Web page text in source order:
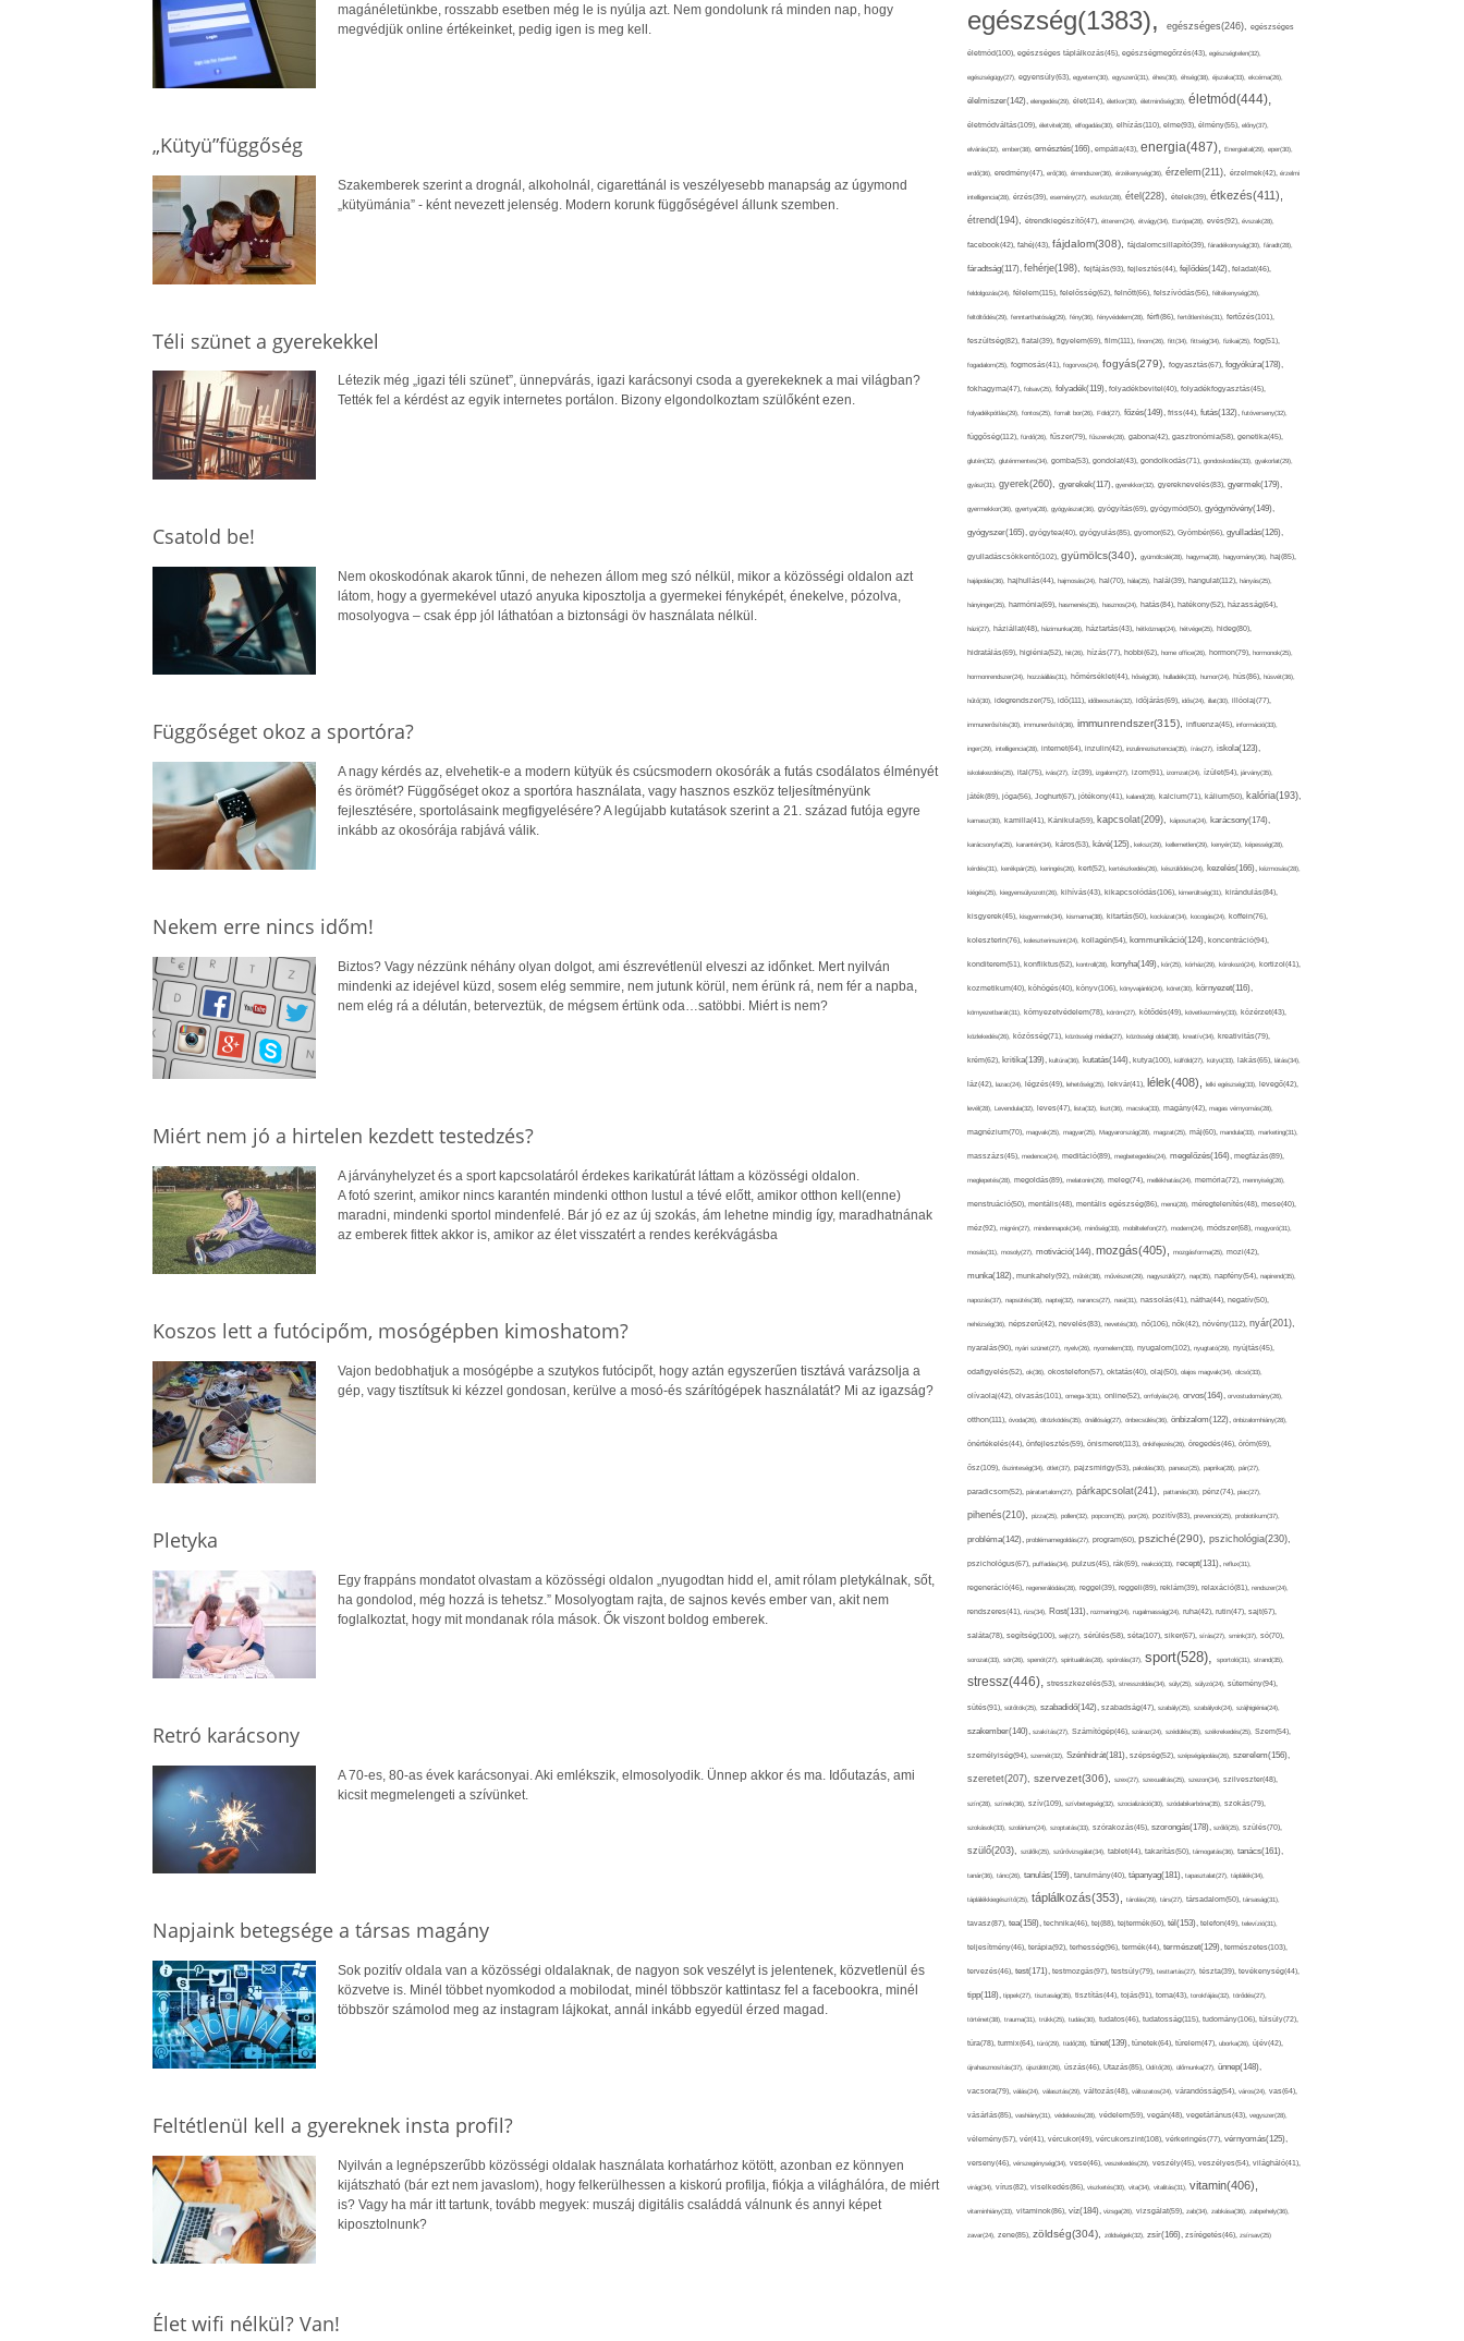
magánéletünkbe, rosszabb esetben még le is nyúlja azt. Nem gondolunk rá minden nap, hogy
megvédjük online értékeinket, pedig igen is meg kell.
„Kütyü”függőség
Szakemberek szerint a drognál, alkoholnál, cigarettánál is veszélyesebb manapság az úgymond
„kütyümánia” - ként nevezett jelenség. Modern korunk függőségével állunk szemben.
Téli szünet a gyerekekkel
Létezik még „igazi téli szünet”, ünnepvárás, igazi karácsonyi csoda a gyerekeknek a mai világban?
Tették fel a kérdést az egyik internetes portálon. Bizony elgondolkoztam szülőként ezen.
Csatold be!
Nem okoskodónak akarok tűnni, de nehezen állom meg szó nélkül, mikor a közösségi oldalon azt
látom, hogy a gyermekével utazó anyuka kiposztolja a gyermekei fényképét, énekelve, pózolva,
mosolyogva – csak épp jól láthatóan a biztonsági öv használata nélkül.
Függőséget okoz a sportóra?
A nagy kérdés az, elvehetik-e a modern kütyük és csúcsmodern okosórák a futás csodálatos élményét
és örömét? Függőséget okoz a sportóra használata, vagy hasznos eszköz teljesítményünk
fejlesztésére, sportolásaink megfigyelésére? A legújabb kutatások szerint a 21. század futója egyre
inkább az okosórája rabjává válik.
Nekem erre nincs időm!
Biztos? Vagy nézzünk néhány olyan dolgot, ami észrevétlenül elveszi az időnket. Mert nyilván
mindenki az idejével küzd, sosem elég semmire, nem jutunk körül, nem érünk rá, nem fér a napba,
nem elég rá a délután, beterveztük, de mégsem értünk oda…satöbbi. Miért is nem?
Miért nem jó a hirtelen kezdett testedzés?
A járványhelyzet és a sport kapcsolatáról érdekes karikatúrát láttam a közösségi oldalon.
A fotó szerint, amikor nincs karantén mindenki otthon lustul a tévé előtt, amikor otthon kell(enne)
maradni, mindenki sportol mindenfelé. Bár jó ez az új szokás, ám lehetne mindig így, maradhatnának
az emberek fittek akkor is, amikor az élet visszatért a rendes kerékvágásba
Koszos lett a futócipőm, mosógépben kimoshatom?
Vajon bedobhatjuk a mosógépbe a szutykos futócipőt, hogy aztán egyszerűen tisztává varázsolja a
gép, vagy tisztítsuk ki kézzel gondosan, kerülve a mosó-és szárítógépek használatát? Mi az igazság?
Pletyka
Egy frappáns mondatot olvastam a közösségi oldalon „nyugodtan hidd el, amit rólam pletykálnak, sőt,
ha gondolod, még hozzá is tehetsz.” Mosolyogtam rajta, de sajnos kevés ember van, akit nem
foglalkoztat, hogy mit mondanak róla mások. Ők viszont boldog emberek.
Retró karácsony
A 70-es, 80-as évek karácsonyai. Aki emlékszik, elmosolyodik. Ünnep akkor és ma. Időutazás, ami
kicsit megmelengeti a szívünket.
Napjaink betegsége a társas magány
Sok pozitív oldala van a közösségi oldalaknak, de nagyon sok veszélyt is jelentenek, közvetlenül és
közvetve is. Minél többet nyomkodod a mobilodat, minél többször kattintasz fel a facebookra, minél
többször számolod meg az instagram lájkokat, annál inkább egyedül érzed magad.
Feltétlenül kell a gyereknek insta profil?
Nyilván a legnépszerűbb közösségi oldalak használata korhatárhoz kötött, azonban ez könnyen
kijátszható (bár ezt nem javaslom), hogy felkerülhessen a kiskorú profilja, fiókja a világhálóra, de miért
is? Vagy ha már itt tartunk, tovább megyek: muszáj digitális családdá válnunk és annyi képet
kiposztolnunk?
Élet wifi nélkül? Van!
egészség(1383), egészséges(246), egészséges
életmód(100), egészséges táplálkozás(45), egészségmegőrzés(43), egészségtelen(32),
egészségügy(27), egyensúly(63), egyetem(30), egyszerű(31), éhes(30), éhség(38), éjszaka(33), ekcéma(26),
élelmiszer(142), elengedés(29), élet(114), életkor(30), életminőség(30), életmód(444),
életmódváltás(109), életvitel(28), elfogadás(30), elhízás(110), elme(93), élmény(55), előny(37),
elvárás(32), ember(38), emésztés(166), empátia(43), energia(487), Energiaital(29), eper(30),
erdő(36), eredmény(47), erő(36), érrendszer(36), érzékenység(36), érzelem(211), érzelmek(42), érzelmi
intelligencia(28), érzés(39), esemény(27), eszköz(28), étel(228), ételek(39), étkezés(411),
étrend(194), étrendkiegészítő(47), étterem(24), étvágy(34), Európa(28), evés(92), évszak(28),
facebook(42), fahéj(43), fájdalom(308), fájdalomcsillapító(39), fáradékonyság(30), fáradt(28),
fáradtság(117), fehérje(198), fejfájás(93), fejlesztés(44), fejlődés(142), feladat(46),
feldolgozás(24), félelem(115), felelősség(62), felnőtt(66), felszívódás(56), féltékenység(26),
feltöltődés(29), fenntarthatóság(29), fény(36), fényvédelem(28), férfi(86), fertőtlenítés(31), fertőzés(101),
feszültség(82), fiatal(39), figyelem(69), film(111), finom(26), fitt(34), fittség(34), fizikai(25), fog(51),
fogadalom(25), fogmosás(41), fogorvos(24), fogyás(279), fogyasztás(67), fogyókúra(178),
fokhagyma(47), folsav(25), folyadék(119), folyadékbevitel(40), folyadékfogyasztás(45),
folyadékpótlás(29), fontos(25), forralt bor(26), Föld(27), főzés(149), friss(44), futás(132), futóverseny(32),
függőség(112), fürdő(26), fűszer(79), fűszerek(28), gabona(42), gasztronómia(58), genetika(45),
glutén(32), gluténmentes(34), gomba(53), gondolat(43), gondolkodás(71), gondoskodás(33), gyakorlat(29),
gyász(31), gyerek(260), gyerekek(117), gyerekkor(32), gyereknevelés(83), gyermek(179),
gyermekkor(36), gyertya(28), gyógyászat(36), gyógyítás(69), gyógymód(50), gyógynövény(149),
gyógyszer(165), gyógytea(40), gyógyulás(85), gyomor(62), Gyömbér(66), gyulladás(126),
gyulladáscsökkentő(102), gyümölcs(340), gyümölcslé(28), hagyma(28), hagyomány(36), haj(85),
hajápolás(36), hajhullás(44), hajmosás(24), hal(70), hála(25), halál(39), hangulat(112), hányás(25),
hányinger(25), harmónia(69), hasmenés(35), hasznos(24), hatás(84), hatékony(52), házasság(64),
házi(27), háziállat(48), házimunka(28), háztartás(43), hétköznap(24), hétvége(25), hideg(80),
hidratálás(69), higiénia(52), hit(26), hízás(77), hobbi(62), home office(26), hormon(79), hormonok(25),
hormonrendszer(24), hozzáállás(31), hőmérséklet(44), hőség(36), hulladék(33), humor(24), hús(86), húsvét(36),
hűtő(30), idegrendszer(75), idő(111), időbeosztás(32), időjárás(69), idős(24), illat(30), illóolaj(77),
immunerősítés(30), immunerősítő(36), immunrendszer(315), influenza(45), információ(33),
inger(29), intelligencia(28), internet(64), inzulin(42), inzulinrezisztencia(35), írás(27), iskola(123),
iskolakezdés(25), ital(75), ivás(27), íz(39), izgalom(27), izom(91), izomzat(24), ízület(54), járvány(35),
játék(89), jóga(56), Joghurt(67), jótékony(41), kaland(28), kalcium(71), kálium(50), kalória(193),
kamasz(30), kamilla(41), Kánikula(59), kapcsolat(209), káposzta(24), karácsony(174),
karácsonyfa(25), karantén(34), káros(53), kávé(125), keksz(29), kellemetlen(29), kenyér(32), képesség(28),
kérdés(31), kerékpár(25), keringés(26), kert(52), kertészkedés(26), készülődés(24), kezelés(166), kézmosás(28),
kiégés(25), kiegyensúlyozott(26), kihívás(43), kikapcsolódás(106), kimerültség(31), kirándulás(84),
kisgyerek(45), kisgyermek(34), kismama(38), kitartás(50), kockázat(34), kocogás(24), koffein(76),
koleszterin(76), koleszterinszint(24), kollagén(54), kommunikáció(124), koncentráció(94),
konditerem(51), konfliktus(52), kontroll(28), konyha(149), kór(25), kórház(29), kórokozó(24), kortizol(41),
kozmetikum(40), köhögés(40), könyv(106), könyvajánló(24), köret(30), környezet(116),
környezetbarát(31), környezetvédelem(78), köröm(27), kötődés(49), következmény(33), közérzet(43),
közlekedés(26), közösség(71), közösségi média(27), közösségi oldal(38), kreatív(34), kreativitás(79),
krém(62), kritika(139), kultúra(36), kutatás(144), kutya(100), külföld(27), kütyü(33), lakás(65), látás(34),
láz(42), lazac(24), légzés(49), lehetőség(25), lekvár(41), lélek(408), lelki egészség(33), levegő(42),
levél(28), Levendula(32), leves(47), lista(32), liszt(36), macska(33), magány(42), magas vérnyomás(28),
magnézium(70), magvak(25), magyar(25), Magyarország(28), magzat(25), máj(60), mandula(33), marketing(31),
masszázs(45), medence(24), meditáció(89), megbetegedés(24), megelőzés(164), megfázás(89),
meglepetés(28), megoldás(89), melatonin(29), meleg(74), mellékhatás(24), memória(72), mennyiség(26),
menstruáció(50), mentális(48), mentális egészség(86), menü(28), méregtelenítés(48), mese(40),
méz(92), migrén(27), mindennapok(34), minőség(33), mobiltelefon(27), modern(24), módszer(68), mogyoró(31),
mosás(31), mosoly(27), motiváció(144), mozgás(405), mozgásforma(25), mozi(42),
munka(182), munkahely(92), műtét(38), művészet(29), nagyszülő(27), nap(35), napfény(54), napirend(35),
napozás(37), napsütés(38), naptej(32), narancs(27), nasi(31), nassolás(41), nátha(44), negatív(50),
nehézség(36), népszerű(42), nevelés(83), nevetés(30), nő(106), nők(42), növény(112), nyár(201),
nyaralás(90), nyári szünet(27), nyelv(26), nyomelem(33), nyugalom(102), nyugtató(29), nyújtás(45),
odafigyelés(52), ok(36), okostelefon(57), oktatás(40), olaj(50), olajos magvak(34), olcsó(33),
olívaolaj(42), olvasás(101), omega-3(31), online(52), orrfolyás(24), orvos(164), orvostudomány(26),
otthon(111), óvoda(26), öltözködés(35), önállóság(27), önbecsülés(36), önbizalom(122), önbizalomhiány(28),
önértékelés(44), önfejlesztés(59), önismeret(113), önkifejezés(26), öregedés(46), öröm(69),
ősz(109), őszinteség(34), ötlet(37), pajzsmirigy(53), pakolás(30), panasz(25), paprika(28), pár(27),
paradicsom(52), páratartalom(27), párkapcsolat(241), pattanás(30), pénz(74), piac(27),
pihenés(210), pizza(25), pollen(32), popcorn(35), por(26), pozitív(83), prevenció(25), probiotikum(37),
probléma(142), problémamegoldás(27), program(60), psziché(290), pszichológia(230),
pszichológus(67), puffadás(34), pulzus(45), rák(69), reakció(33), recept(131), reflux(31),
regeneráció(46), regenerálódás(28), reggel(39), reggeli(89), reklám(39), relaxáció(81), rendszer(24),
rendszeres(41), rizs(34), Rost(131), rozmaring(24), rugalmasság(24), ruha(42), rutin(47), sajt(67),
saláta(78), segítség(100), sejt(27), sérülés(58), séta(107), siker(67), sírás(27), smink(37), só(70),
sorozat(33), sör(26), spenót(27), spiritualitás(28), spórolás(37), sport(528), sportoló(31), strand(35),
stressz(446), stresszkezelés(53), stresszoldás(34), súly(25), súlyzó(24), sütemény(94),
sütés(91), sütőtök(25), szabadidő(142), szabadság(47), szabály(25), szabályok(24), szájhigiénia(24),
szakember(140), szakítás(27), Számítógép(46), száraz(24), szédülés(35), székrekedés(25), Szem(54),
személyiség(94), szemét(32), Szénhidrát(181), szépség(52), szépségápolás(26), szerelem(156),
szeretet(207), szervezet(306), szex(27), szexualitás(25), szezon(34), szilveszter(48),
szín(28), színek(36), szív(109), szívbetegség(32), szocializáció(30), szódabikarbóna(35), szokás(79),
szokások(33), szolárium(24), szoptatás(33), szórakozás(45), szorongás(178), szőlő(25), szülés(70),
szülő(203), szülők(25), szűrővizsgálat(34), tablet(44), takarítás(50), támogatás(36), tanács(161),
tanár(36), tánc(26), tanulás(159), tanulmány(40), tápanyag(181), tapasztalat(27), táplálék(34),
táplálékkiegészítő(25), táplálkozás(353), tárolás(29), társ(27), társadalom(50), társaság(31),
tavasz(87), tea(158), technika(46), tej(88), tejtermék(60), tél(153), telefon(49), televízió(31),
teljesítmény(46), terápia(92), terhesség(96), termék(44), természet(129), természetes(103),
tervezés(46), test(171), testmozgás(97), testsúly(79), testtartás(27), tészta(39), tevékenység(44),
tipp(118), tippek(27), tisztaság(35), tisztítás(44), tojás(91), torna(43), torokfájás(32), törődés(27),
történet(38), trauma(31), trükk(25), tudás(30), tudatos(46), tudatosság(115), tudomány(106), túlsúly(72),
túra(78), turmix(64), túró(29), tüdő(28), tünet(139), tünetek(64), türelem(47), uborka(26), újév(42),
újrahasznosítás(37), újszülött(26), úszás(46), Utazás(85), Üdítő(26), ülőmunka(27), ünnep(148),
vacsora(79), válás(24), választás(29), változás(48), változatos(24), várandósság(54), város(24), vas(64),
vásárlás(85), vashiány(31), védekezés(28), védelem(59), vegán(48), vegetáriánus(43), vegyszer(28),
vélemény(57), vér(41), vércukor(49), vércukorszint(108), vérkeringés(77), vérnyomás(125),
verseny(46), vérszegénység(34), vese(46), veszekedés(29), veszély(45), veszélyes(54), világháló(41),
virág(34), vírus(82), viselkedés(86), viszketés(30), vita(34), vitalitás(31), vitamin(406),
vitaminhiány(33), vitaminok(86), víz(184), vizsga(26), vizsgálat(59), zab(34), zabkása(36), zabpehely(36),
zavar(24), zene(85), zöldség(304), zöldségek(32), zsír(166), zsírégetés(46), zsírsav(25)